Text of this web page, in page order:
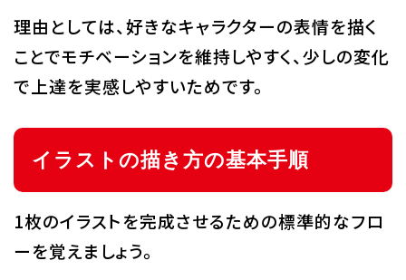
理由としては、好きなキャラクターの表情を描く
ことでモチベーションを維持しやすく、少しの変化
で上達を実感しやすいためです。
イラストの描き方の基本手順
1枚のイラストを完成させるための標準的なフロ
ーを覚えましょう。